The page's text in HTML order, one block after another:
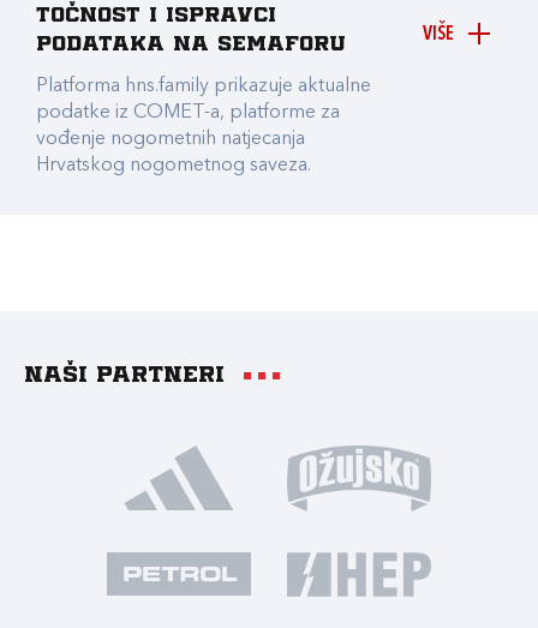
VIŠE
točnost i ispravci
podataka na Semaforu
Platforma hns.family prikazuje aktualne
podatke iz COMET-a, platforme za
vođenje nogometnih natjecanja
Hrvatskog nogometnog saveza.
Naši partneri